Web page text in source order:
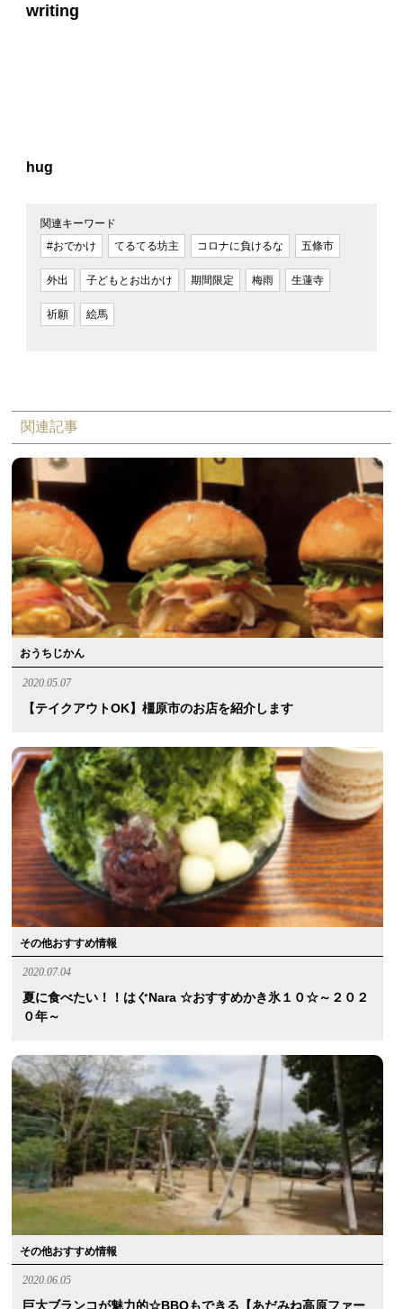
writing
hug
関連キーワード
#おでかけ
てるてる坊主 コロナに負けるな 五條市
外出 子どもとお出かけ 期間限定 梅雨 生蓮寺
祈願 絵馬
関連記事
おうちじかん
2020.05.07
【テイクアウトOK】橿原市のお店を紹介します
その他おすすめ情報
2020.07.04
夏に食べたい！！はぐnara ☆おすすめかき氷１０☆～２０２
０年～
その他おすすめ情報
2020.06.05
巨大ブランコが魅力的☆BBQもできる【あだみね高原ファー